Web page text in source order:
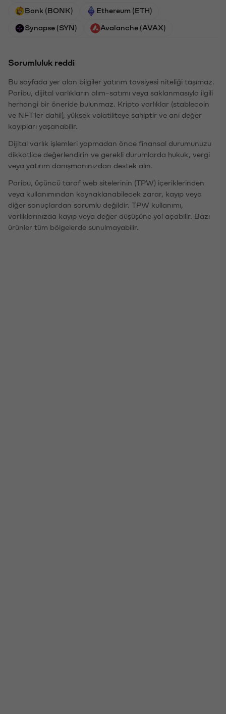
Bonk (BONK) Ethereum (ETH)
Synapse (SYN) Avalanche (AVAX)
Sorumluluk reddi
Bu sayfada yer alan bilgiler yatırım tavsiyesi niteliği taşımaz.
Paribu, dijital varlıkların alım-satımı veya saklanmasıyla ilgili
herhangi bir öneride bulunmaz. Kripto varlıklar (stablecoin
ve NFT'ler dahil), yüksek volatiliteye sahiptir ve ani değer
kayıpları yaşanabilir.
Dijital varlık işlemleri yapmadan önce finansal durumunuzu
dikkatlice değerlendirin ve gerekli durumlarda hukuk, vergi
veya yatırım danışmanınızdan destek alın.
Paribu, üçüncü taraf web sitelerinin (TPW) içeriklerinden
veya kullanımından kaynaklanabilecek zarar, kayıp veya
diğer sonuçlardan sorumlu değildir. TPW kullanımı,
varlıklarınızda kayıp veya değer düşüşüne yol açabilir. Bazı
ürünler tüm bölgelerde sunulmayabilir.